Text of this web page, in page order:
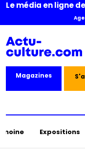
Le média en ligne
Magazines
Expositions